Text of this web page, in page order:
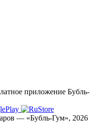
приложение Бубль-
— «Бубль-Гум», 2026